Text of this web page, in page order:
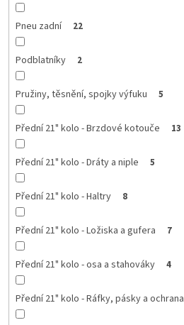
Pneu zadní 22
Podblatníky 2
Pružiny, těsnění, spojky výfuku 5
Přední 21" kolo - Brzdové kotouče 13
Přední 21" kolo - Dráty a niple 5
Přední 21" kolo - Haltry 8
Přední 21" kolo - Ložiska a gufera 7
Přední 21" kolo - osa a stahováky 4
Přední 21" kolo - Ráfky, pásky a ochrana